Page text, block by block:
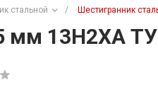
стальной / Шестигранник
мм 13Н2ХА